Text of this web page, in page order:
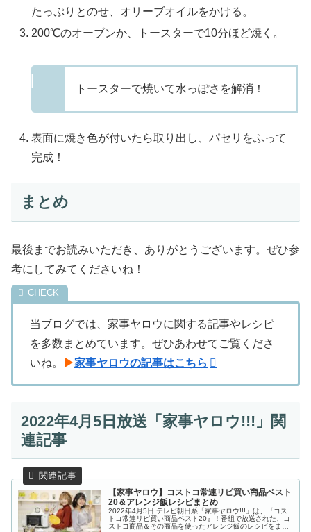
たっぷりとのせ、オリーブオイルをかける。
200℃のオーブンか、トースターで10分ほど焼く。
トースターで焼いて水っぽさを解消！
表面に焼き色が付いたら取り出し、パセリをふって
完成！
まとめ
最後までお読みいただき、ありがとうございます。ぜひ参
考にしてみてくださいね！
当ブログでは、家事ヤロウに関する記事やレシピ
を多数まとめています。ぜひあわせてご覧くださ
いね。
▶家事ヤロウの記事はこちら
2022年4月5日放送「家事ヤロウ!!!」関
連記事
【家事ヤロウ】コストコ常連リピ買い商品ベスト
20＆アレンジ飯レシピまとめ
2022年4月5日 テレビ朝日系「家事ヤロウ!!!」は、『コス
トコ常連リピ買い商品ベスト20』！番組で放送された、コ
ストコ商品＆その商品を使ったアレンジ飯のレシピをまと